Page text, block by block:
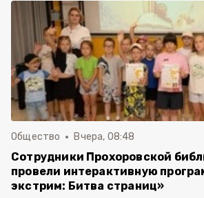
Общество Вчера, 08:48
Сотрудники Прохоровской
провели интерактивную
экстрим: Битва страниц»